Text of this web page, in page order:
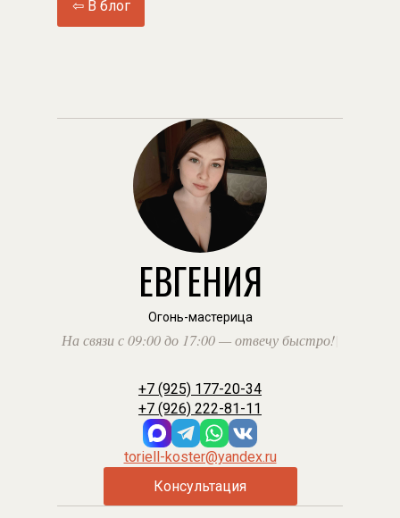
⇦ В блог
ЕВГЕНИЯ
Огонь-мастерица
На связи с 09:00 до 17:00 — отвечу быстро!
+7 (925) 177-20-34
+7 (926) 222-81-11
toriell-koster@yandex.ru
Консультация